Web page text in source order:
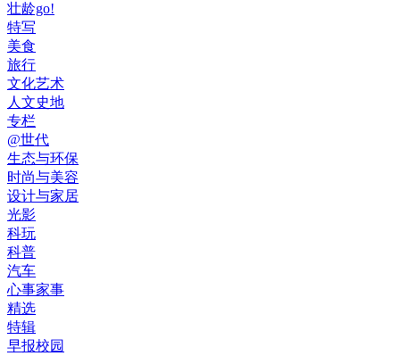
壮龄go!
特写
美食
旅行
文化艺术
人文史地
专栏
@世代
生态与环保
时尚与美容
设计与家居
光影
科玩
科普
汽车
心事家事
精选
特辑
早报校园